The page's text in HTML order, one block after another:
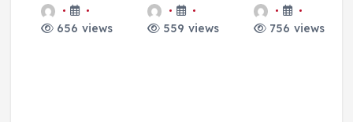
656 views 559 views 756 views